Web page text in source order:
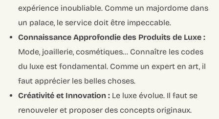
expérience inoubliable. Comme un majordome dans
un palace, le service doit être impeccable.
Connaissance Approfondie des Produits de Luxe :
Mode, joaillerie, cosmétiques… Connaître les codes
du luxe est fondamental. Comme un expert en art, il
faut apprécier les belles choses.
Créativité et Innovation : Le luxe évolue. Il faut se
renouveler et proposer des concepts originaux.